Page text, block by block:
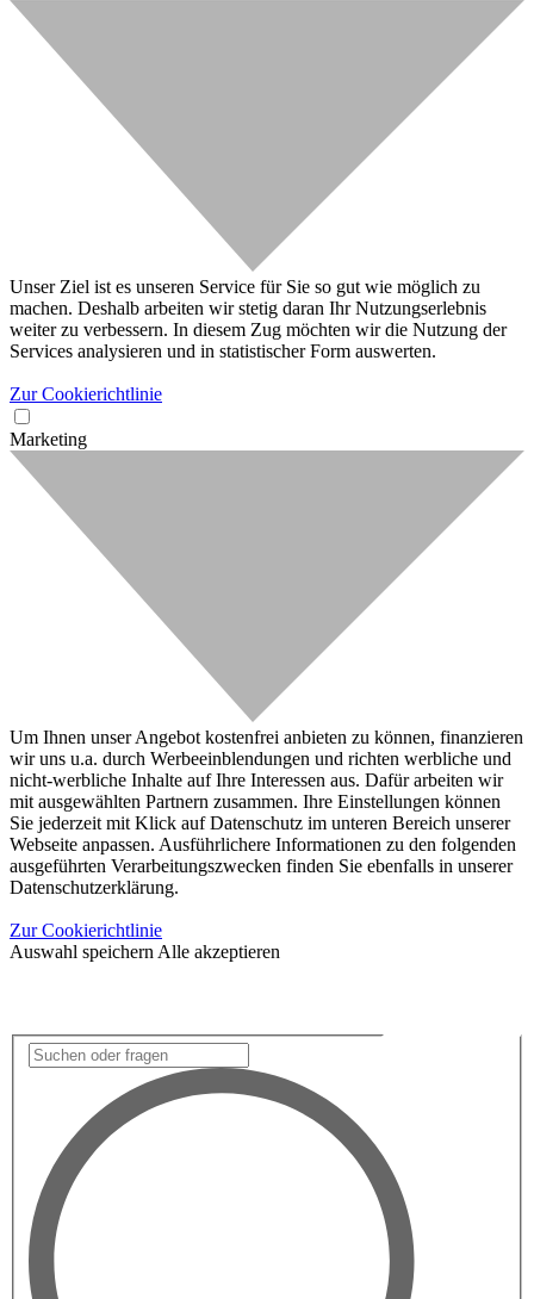
Unser Ziel ist es unseren Service für Sie so gut wie möglich zu
machen. Deshalb arbeiten wir stetig daran Ihr Nutzungserlebnis
weiter zu verbessern. In diesem Zug möchten wir die Nutzung der
Services analysieren und in statistischer Form auswerten.
Zur Cookierichtlinie
Marketing
Um Ihnen unser Angebot kostenfrei anbieten zu können, finanzieren
wir uns u.a. durch Werbeeinblendungen und richten werbliche und
nicht-werbliche Inhalte auf Ihre Interessen aus. Dafür arbeiten wir
mit ausgewählten Partnern zusammen. Ihre Einstellungen können
Sie jederzeit mit Klick auf Datenschutz im unteren Bereich unserer
Webseite anpassen. Ausführlichere Informationen zu den folgenden
ausgeführten Verarbeitungszwecken finden Sie ebenfalls in unserer
Datenschutzerklärung.
Zur Cookierichtlinie
Auswahl speichern Alle akzeptieren